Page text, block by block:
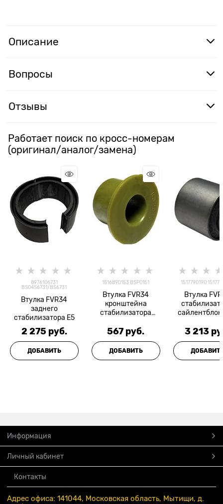
Описание
Вопросы
Отзывы
Работает поиск по кросс-номерам
(оригинал/аналог/замена)
8976106731
BS04S6731/BS6731
Втулка FVR34
заднего
стабилизатора E5
2 275 руб.
ДОБАВИТЬ
1516890153 BSP0151
Втулка FVR34
кронштейна
стабилизатора
567 руб.
ДОБАВИТЬ
1517790190
Втулка
3 213
Информация
Личный кабинет
Контакты
Адрес офиса: 141044, Московская область, Мытищи, д.